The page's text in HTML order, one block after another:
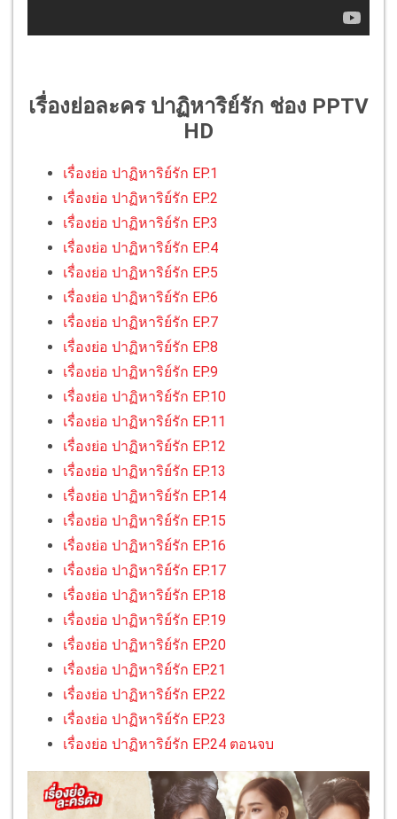
เรื่องย่อละคร ปาฏิหาริย์รัก ช่อง PPTV
HD
เรื่องย่อ ปาฏิหาริย์รัก EP.1
เรื่องย่อ ปาฏิหาริย์รัก EP.2
เรื่องย่อ ปาฏิหาริย์รัก EP.3
เรื่องย่อ ปาฏิหาริย์รัก EP.4
เรื่องย่อ ปาฏิหาริย์รัก EP.5
เรื่องย่อ ปาฏิหาริย์รัก EP.6
เรื่องย่อ ปาฏิหาริย์รัก EP.7
เรื่องย่อ ปาฏิหาริย์รัก EP.8
เรื่องย่อ ปาฏิหาริย์รัก EP.9
เรื่องย่อ ปาฏิหาริย์รัก EP.10
เรื่องย่อ ปาฏิหาริย์รัก EP.11
เรื่องย่อ ปาฏิหาริย์รัก EP.12
เรื่องย่อ ปาฏิหาริย์รัก EP.13
เรื่องย่อ ปาฏิหาริย์รัก EP.14
เรื่องย่อ ปาฏิหาริย์รัก EP.15
เรื่องย่อ ปาฏิหาริย์รัก EP.16
เรื่องย่อ ปาฏิหาริย์รัก EP.17
เรื่องย่อ ปาฏิหาริย์รัก EP.18
เรื่องย่อ ปาฏิหาริย์รัก EP.19
เรื่องย่อ ปาฏิหาริย์รัก EP.20
เรื่องย่อ ปาฏิหาริย์รัก EP.21
เรื่องย่อ ปาฏิหาริย์รัก EP.22
เรื่องย่อ ปาฏิหาริย์รัก EP.23
เรื่องย่อ ปาฏิหาริย์รัก EP.24 ตอนจบ